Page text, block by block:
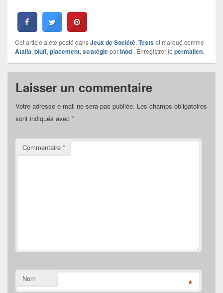
Cet article a été posté dansJeux de Société, Testset marqué comme
Atalia, bluff, placement, stratégieparInod . Enregistrer le permalien.
Laisser un commentaire
Votre adresse e-mail ne sera pas publiée. Les champs obligatoires
sont indiqués avec *
Commentaire *
Nom *